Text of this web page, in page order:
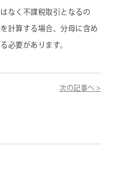
なく不課税取引となるの
計算する場合、分母に含め
必要があります。
次の記事へ >